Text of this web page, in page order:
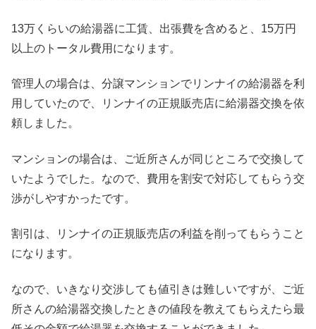
13万くらいの給湯器に工賃、出張費を含めると、15万円
以上のトータル費用になります。
管理人の場合は、分譲マンションでリンナイの給湯器を利
用していたので、リンナイの正規販売店に給湯器交換を依
頼しました。
マンションの場合は、ご近所さんが同じところで交換して
いたようでした。なので、費用を割安で対応してもらう交
渉がしやすかったです。
割引は、リンナイの正規販売店の利益を削ってもらうこと
になります。
なので、いきなり交渉しても値引きは難しいですが、ご近
所さんの給湯器交換したときの値段を教えてもらえたら最